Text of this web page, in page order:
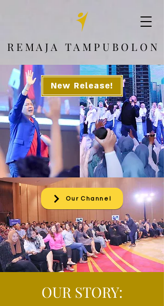
R E M A J A T A M P U B O L O N
New Release!
Our Channel
OUR STORY: